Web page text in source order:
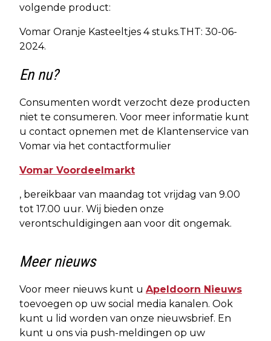
volgende product:
Vomar Oranje Kasteeltjes 4 stuks.THT: 30-06-
2024.
En nu?
Consumenten wordt verzocht deze producten
niet te consumeren. Voor meer informatie kunt
u contact opnemen met de Klantenservice van
Vomar via het contactformulier
Vomar Voordeelmarkt
, bereikbaar van maandag tot vrijdag van 9.00
tot 17.00 uur. Wij bieden onze
verontschuldigingen aan voor dit ongemak.
Meer nieuws
Voor meer nieuws kunt u Apeldoorn Nieuws
toevoegen op uw social media kanalen. Ook
kunt u lid worden van onze nieuwsbrief. En
kunt u ons via push-meldingen op uw